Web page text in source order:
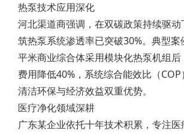
热泵技术应用深化
河北渠道商强调，在双碳政策持续驱
筑热泵系统渗透率已突破30%。典型
平米商业综合体采用模块化热泵机组
费用降低40%，系统综合能效比（
清洁环保与经济效益双重优势。
医疗净化领域深耕
广东某企业依托十年技术积累，专注